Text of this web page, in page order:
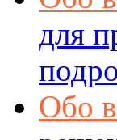
для
Обо